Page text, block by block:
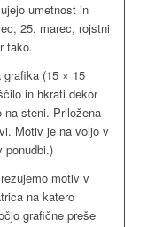
umetnost in
25. marec, rojstni
tako.
(15 × 15
in hkrati dekor
steni. Priložena
Motiv je na voljo v
ponudbi.)
motiv v
na katero
grafične preše